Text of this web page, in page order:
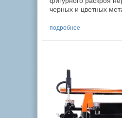
черных и цветных
Портальная
подробнее